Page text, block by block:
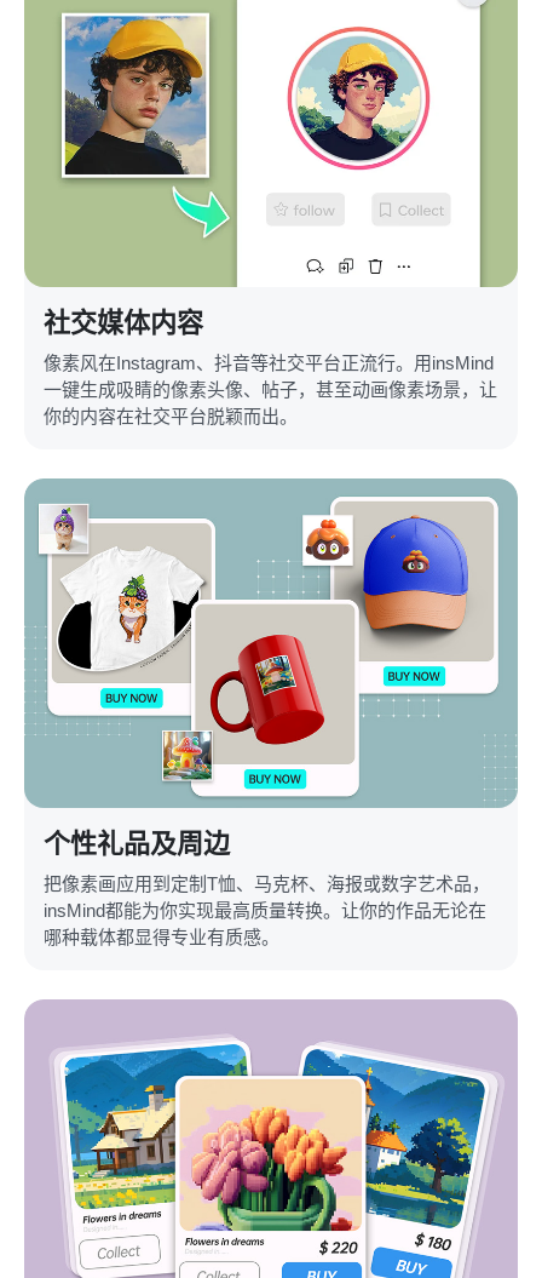
社交媒体内容
像素风在Instagram、抖音等社交平台正流行。用insMind
一键生成吸睛的像素头像、帖子，甚至动画像素场景，让
你的内容在社交平台脱颖而出。
个性礼品及周边
把像素画应用到定制T恤、马克杯、海报或数字艺术品，
insMind都能为你实现最高质量转换。让你的作品无论在
哪种载体都显得专业有质感。